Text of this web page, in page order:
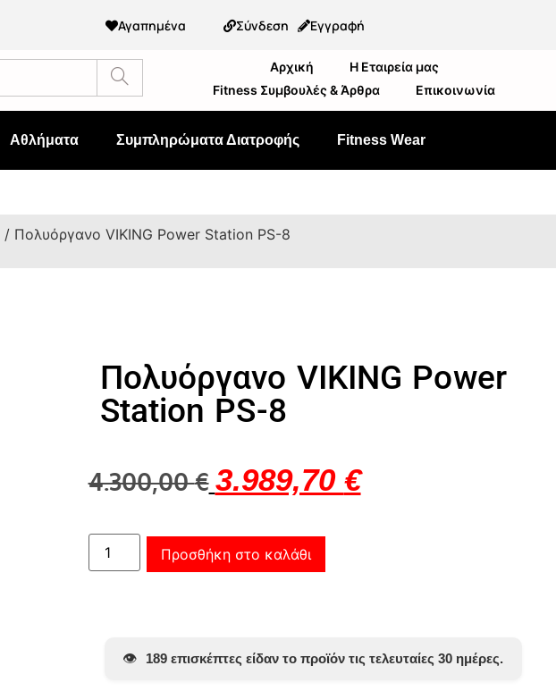
Αγαπημένα Σύνδεση Εγγραφή
Αρχική
Η Εταιρεία μας
Fitness Συμβουλές & Άρθρα
Επικοινωνία
Αθλήματα Συμπληρώματα Διατροφής Fitness Wear
/ Πολυόργανο VIKING Power Station PS-8
Πολυόργανο VIKING Power
Station PS-8
4.300,00€ 3.989,70 €
Προσθήκη στο καλάθι
👁️ 189 επισκέπτες είδαν το προϊόν τις τελευταίες 30 ημέρες.